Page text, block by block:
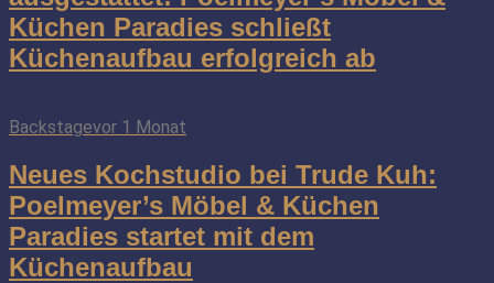
Küchen Paradies schließt
Küchenaufbau erfolgreich ab
Backstagevor 1 Monat
Neues Kochstudio bei Trude Kuh:
Poelmeyer’s Möbel & Küchen
Paradies startet mit dem
Küchenaufbau